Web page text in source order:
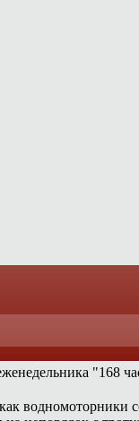
"168
водномоторники